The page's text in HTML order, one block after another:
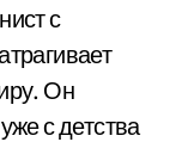
с
Он
с детства